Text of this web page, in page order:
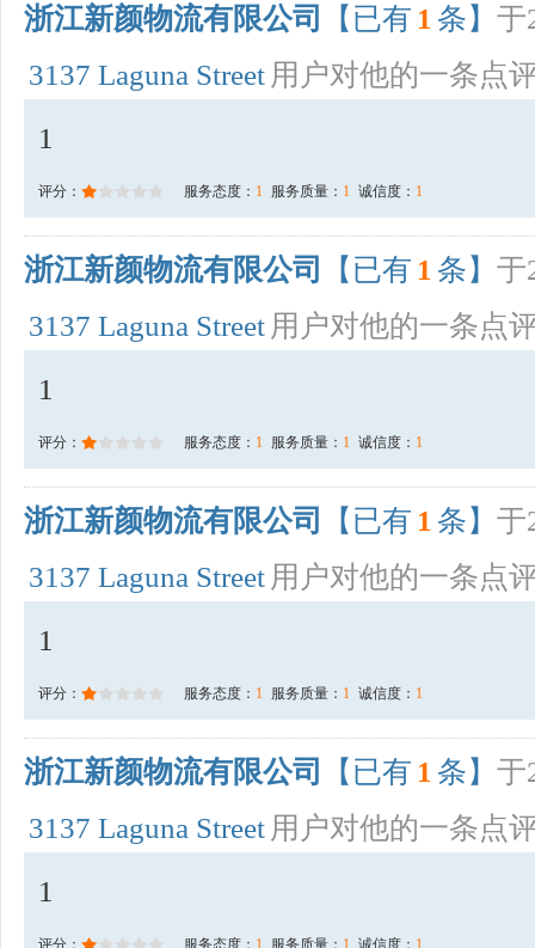
浙江新颜物流有限公司 【已有 1 条】 于
3137 Laguna Street 用户对他的一条点
1
评分： 服务态度： 1 服务质量： 1 诚信度： 1
浙江新颜物流有限公司 【已有 1 条】 于
3137 Laguna Street 用户对他的一条点
1
评分： 服务态度： 1 服务质量： 1 诚信度： 1
浙江新颜物流有限公司 【已有 1 条】 于
3137 Laguna Street 用户对他的一条点
1
评分： 服务态度： 1 服务质量： 1 诚信度： 1
浙江新颜物流有限公司 【已有 1 条】 于
3137 Laguna Street 用户对他的一条点
1
评分： 服务态度： 1 服务质量： 1 诚信度： 1